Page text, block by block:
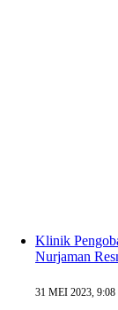
Klinik
Nurjaman
31 MEI 2023,